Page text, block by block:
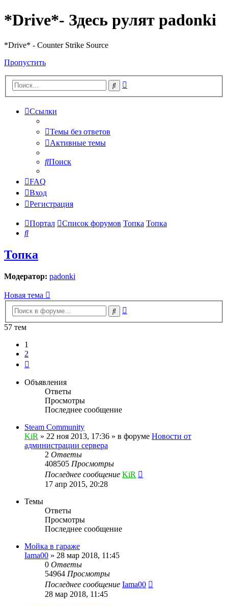
*Drive*- Здесь рулят padonki
*Drive* - Counter Strike Source
Пропустить
Поиск
Ссылки
Темы без ответов
Активные темы
Поиск
FAQ
Вход
Регистрация
Портал Список форумов Топка Топка
Поиск
Топка
Модератор: padonki
Новая тема
Поиск
57 тем
1
2
Объявления
Ответы
Просмотры
Последнее сообщение
Steam Community
KiR » 22 ноя 2013, 17:36 » в форуме Новости от
администрации сервера
2 Ответы
408505 Просмотры
Последнее сообщение KiR
17 апр 2015, 20:28
Темы
Ответы
Просмотры
Последнее сообщение
Мойка в гараже
Iama00 » 28 мар 2018, 11:45
0 Ответы
54964 Просмотры
Последнее сообщение Iama00
28 мар 2018, 11:45